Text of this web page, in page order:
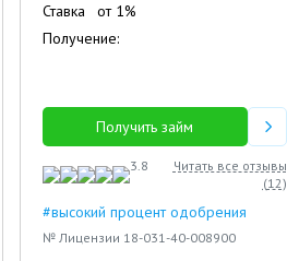
Ставка
от 1%
Получение:
Получить займ
3.8
Читать все отзывы
(12)
#высокий процент одобрения
№ Лицензии 18-031-40-008900